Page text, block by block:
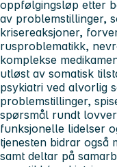
oppfølgingsløp etter
av problemstillinger,
krisereaksjoner,
rusproblematikk,
komplekse
utløst av somatisk
psykiatri ved alvorlig
problemstillinger,
spørsmål rundt
funksjonelle lidelser
tjenesten bidrar også
samt deltar på